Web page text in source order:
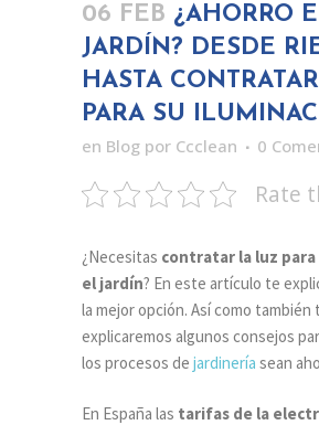
06 FEB ¿AHORRO
JARDÍN? DESDE
HASTA
PARA SU
en Blog por Ccclean 0
Rate
¿Necesitas contratar la luz
el jardín? En este artículo te
la mejor opción. Así como también
explicaremos algunos consejos
los procesos de jardinería sean
En España las tarifas de la